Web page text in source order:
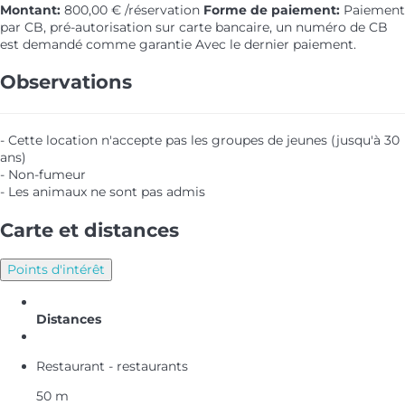
Montant: 800,00 € /réservation Forme de paiement: Paiement
par CB, pré-autorisation sur carte bancaire, un numéro de CB
est demandé comme garantie Avec le dernier paiement.
Observations
- Cette location n'accepte pas les groupes de jeunes (jusqu'à 30
ans)
- Non-fumeur
- Les animaux ne sont pas admis
Carte et distances
Points d'intérêt
Distances
Restaurant - restaurants
50 m